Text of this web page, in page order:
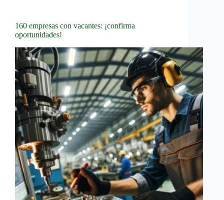
160 empresas con vacantes: ¡confirma
oportunidades!